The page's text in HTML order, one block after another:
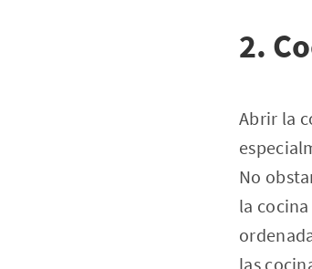
2.
Abrir la
No
la
las